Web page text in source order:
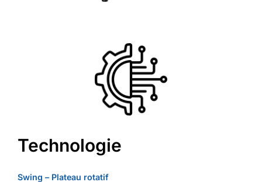
Technologie
Swing – Plateau rotatif